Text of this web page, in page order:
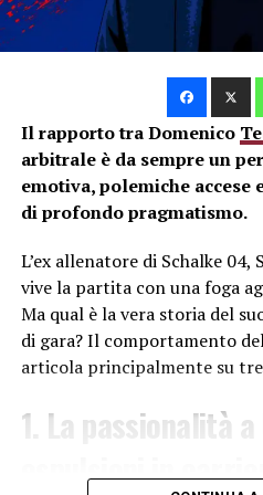
Il rapporto tra Domenico
arbitrale è da sempre un
emotiva, polemiche
di profondo pragmatismo.
L’ex allenatore di Schalke 04,
vive la partita con una foga
Ma qual è la vera storia del
di gara? Il comportamento
articola principalmente su
1. La passionalità
espulsioni in